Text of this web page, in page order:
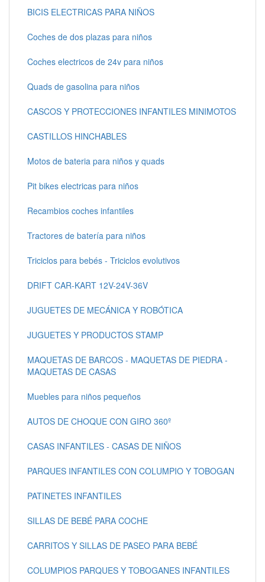
BICIS ELECTRICAS PARA NIÑOS
Coches de dos plazas para niños
Coches electricos de 24v para niños
Quads de gasolina para niños
CASCOS Y PROTECCIONES INFANTILES MINIMOTOS
CASTILLOS HINCHABLES
Motos de bateria para niños y quads
Pit bikes electricas para niños
Recambios coches infantiles
Tractores de batería para niños
Triciclos para bebés - Triciclos evolutivos
DRIFT CAR-KART 12V-24V-36V
JUGUETES DE MECÁNICA Y ROBÓTICA
JUGUETES Y PRODUCTOS STAMP
MAQUETAS DE BARCOS - MAQUETAS DE PIEDRA -
MAQUETAS DE CASAS
Muebles para niños pequeños
AUTOS DE CHOQUE CON GIRO 360º
CASAS INFANTILES - CASAS DE NIÑOS
PARQUES INFANTILES CON COLUMPIO Y TOBOGAN
PATINETES INFANTILES
SILLAS DE BEBÉ PARA COCHE
CARRITOS Y SILLAS DE PASEO PARA BEBÉ
COLUMPIOS PARQUES Y TOBOGANES INFANTILES